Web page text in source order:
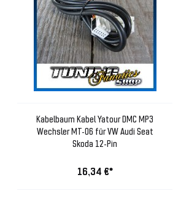
Kabelbaum Kabel Yatour DMC MP3
Wechsler MT-06 für VW Audi Seat
Skoda 12-Pin
16,34 €*